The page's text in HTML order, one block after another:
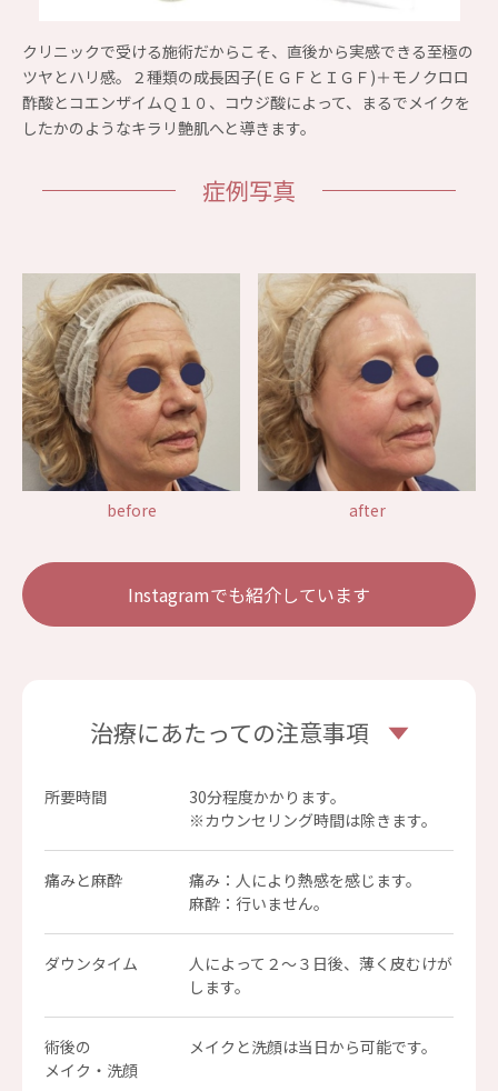
クリニックで受ける施術だからこそ、直後から実感できる至極の
ツヤとハリ感。２種類の成長因子(ＥＧＦとＩＧＦ)＋モノクロロ
酢酸とコエンザイムＱ１０、コウジ酸によって、まるでメイクを
したかのようなキラリ艶肌へと導きます。
症例写真
before after
Instagramでも紹介しています
治療にあたっての注意事項
所要時間
30分程度かかります。
※カウンセリング時間は除きます。
痛みと麻酔
痛み：人により熱感を感じます。
麻酔：行いません。
ダウンタイム
人によって２～３日後、薄く皮むけが
します。
術後の
メイク・洗顔
メイクと洗顔は当日から可能です。